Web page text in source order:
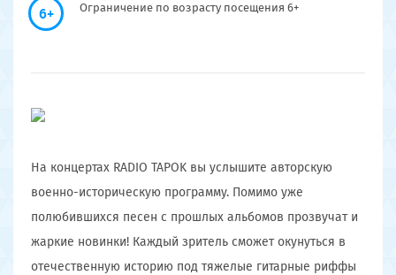
6+ Ограничение по возрасту посещения 6+
На концертах RADIO TAPOK вы услышите авторскую
военно-историческую программу. Помимо уже
полюбившихся песен с прошлых альбомов прозвучат и
жаркие новинки! Каждый зритель сможет окунуться в
отечественную историю под тяжелые гитарные риффы